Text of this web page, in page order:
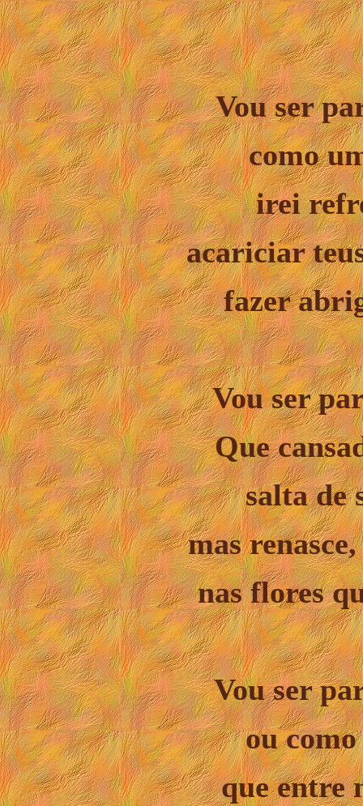
Vou ser
como
irei
acariciar
fazer
Vou ser
Que
salta de
mas
nas flores
Vou ser
ou
que entre